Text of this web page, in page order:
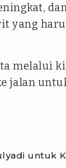
yang
melalui
jalan
untuk